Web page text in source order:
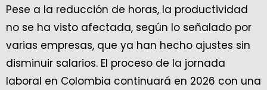
Pese a la reducción de horas, la productividad
no se ha visto afectada, según lo señalado por
varias empresas, que ya han hecho ajustes sin
disminuir salarios. El proceso de la jornada
laboral en Colombia continuará en 2026 con una